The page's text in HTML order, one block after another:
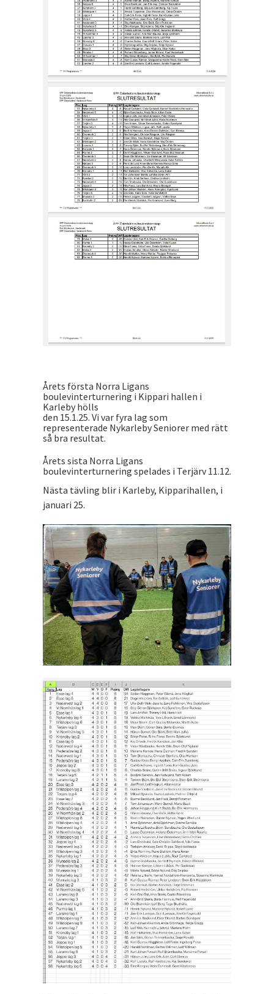
Årets första Norra Ligans
boulevinterturnering i Kippari hallen i
Karleby hölls
den 15.1.25. Vi var fyra lag som
representerade Nykarleby Seniorer med rätt
så bra resultat.
Årets sista Norra Ligans
boulevinterturnering spelades i Terjärv 11.12.
Nästa tävling blir i Karleby, Kipparihallen, i
januari 25.